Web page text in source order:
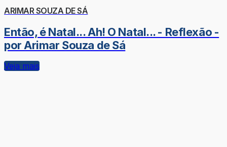
ARIMAR SOUZA DE SÁ
Então, é Natal... Ah! O Natal... - Reflexão -
por Arimar Souza de Sá
Veja mais